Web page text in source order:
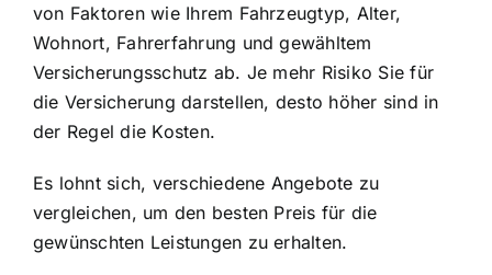
von Faktoren wie Ihrem Fahrzeugtyp, Alter,
Wohnort, Fahrerfahrung und gewähltem
Versicherungsschutz ab. Je mehr Risiko Sie für
die Versicherung darstellen, desto höher sind in
der Regel die Kosten.
Es lohnt sich, verschiedene Angebote zu
vergleichen, um den besten Preis für die
gewünschten Leistungen zu erhalten.